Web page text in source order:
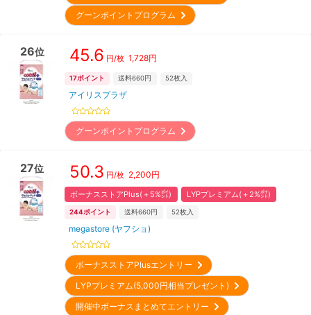
グーンポイントプログラム
26位 45.6 円/枚 1,728円
17ポイント 送料660円 52枚入
アイリスプラザ
グーンポイントプログラム
27位 50.3 円/枚 2,200円
ボーナスストアPlus(＋5%㌽) LYPプレミアム(＋2%㌽)
244ポイント 送料660円 52枚入
megastore (ヤフショ)
ボーナスストアPlusエントリー
LYPプレミアム(5,000円相当プレゼント)
開催中ボーナスまとめてエントリー